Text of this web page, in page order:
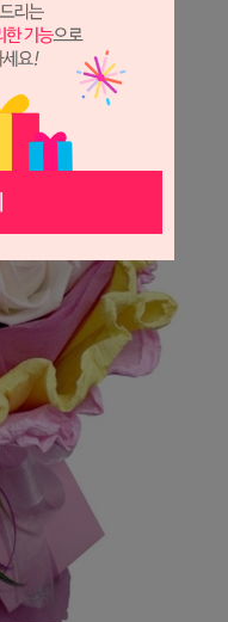
※
달라질 수 있으니
다.